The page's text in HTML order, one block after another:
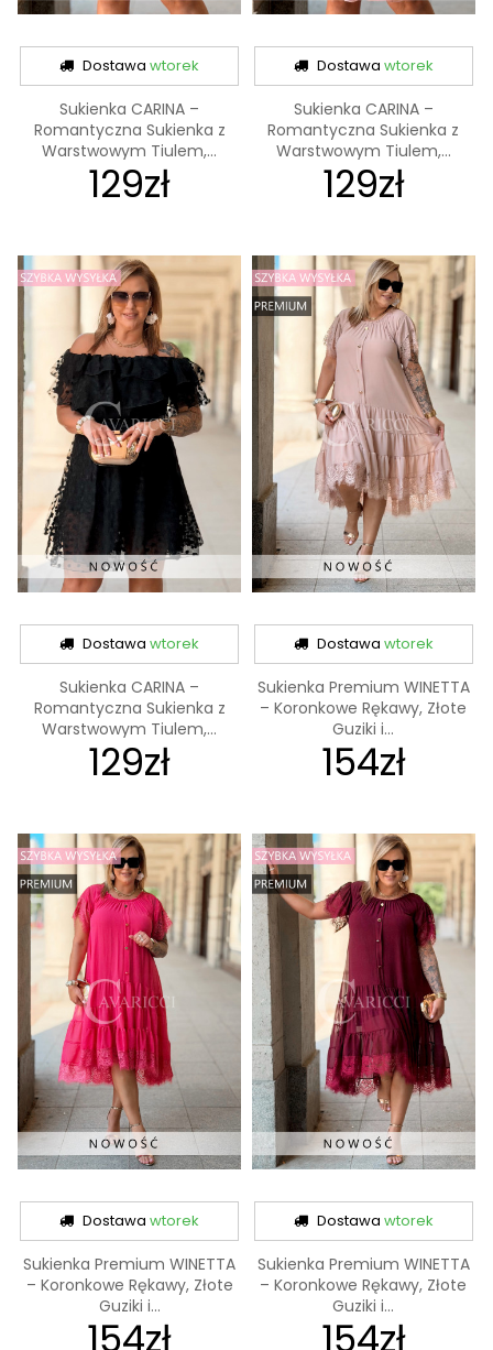
Dostawawtorek
Sukienka CARINA –
Romantyczna Sukienka z
Warstwowym Tiulem,...
129zł
Dostawa wtorek
Sukienka CARINA –
Romantyczna Sukienka z
Warstwowym Tiulem,...
129zł
Dostawawtorek
Sukienka CARINA –
Romantyczna Sukienka z
Warstwowym Tiulem,...
129zł
Dostawa wtorek
Sukienka Premium WINETTA
– Koronkowe Rękawy, Złote
Guziki i...
154zł
Dostawawtorek
Sukienka Premium WINETTA
– Koronkowe Rękawy, Złote
Guziki i...
154zł
Dostawa wtorek
Sukienka Premium WINETTA
– Koronkowe Rękawy, Złote
Guziki i...
154zł